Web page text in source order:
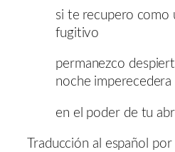
si te recupero como
fugitivo
permanezco
noche imperecedera
en el poder de tu
Traducción al español